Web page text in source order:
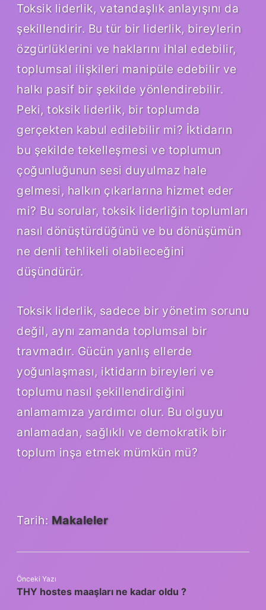
Toksik liderlik, vatandaşlık anlayışını da
şekillendirir. Bu tür bir liderlik, bireylerin
özgürlüklerini ve haklarını ihlal edebilir,
toplumsal ilişkileri manipüle edebilir ve
halkı pasif bir şekilde yönlendirebilir.
Peki, toksik liderlik, bir toplumda
gerçekten kabul edilebilir mi? İktidarın
bu şekilde tekelleşmesi ve toplumun
çoğunluğunun sesi duyulmaz hale
gelmesi, halkın çıkarlarına hizmet eder
mi? Bu sorular, toksik liderliğin toplumları
nasıl dönüştürdüğünü ve bu dönüşümün
ne denli tehlikeli olabileceğini
düşündürür.
Toksik liderlik, sadece bir yönetim sorunu
değil, aynı zamanda toplumsal bir
travmadır. Gücün yanlış ellerde
yoğunlaşması, iktidarın bireyleri ve
toplumu nasıl şekillendirdiğini
anlamamıza yardımcı olur. Bu olguyu
anlamadan, sağlıklı ve demokratik bir
toplum inşa etmek mümkün mü?
Tarih: Makaleler
Önceki Yazı
THY hostes maaşları ne kadar oldu ?